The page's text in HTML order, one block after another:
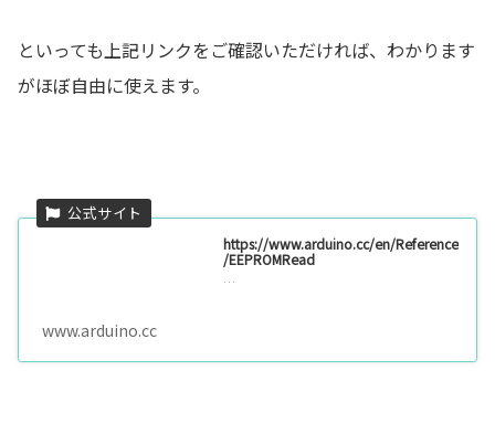
といっても上記リンクをご確認いただければ、わかります
がほぼ自由に使えます。
https://www.arduino.cc/en/Reference
/EEPROMRead
…
www.arduino.cc